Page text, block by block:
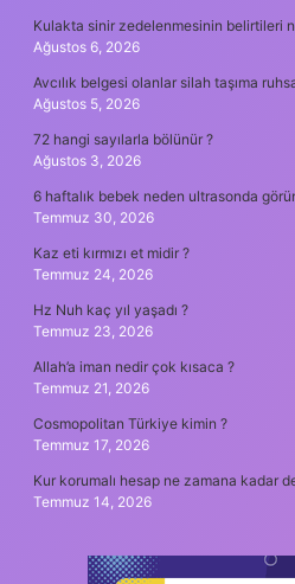
Kulakta sinir zedelenmesinin belirtileri
Ağustos 6, 2026
Avcılık belgesi olanlar silah taşıma
Ağustos 5, 2026
72 hangi sayılarla bölünür ?
Ağustos 3, 2026
6 haftalık bebek neden ultrasonda
Temmuz 30, 2026
Kaz eti kırmızı et midir ?
Temmuz 24, 2026
Hz Nuh kaç yıl yaşadı ?
Temmuz 23, 2026
Allah’a iman nedir çok kısaca ?
Temmuz 21, 2026
Cosmopolitan Türkiye kimin ?
Temmuz 17, 2026
Kur korumalı hesap ne zamana kadar
Temmuz 14, 2026